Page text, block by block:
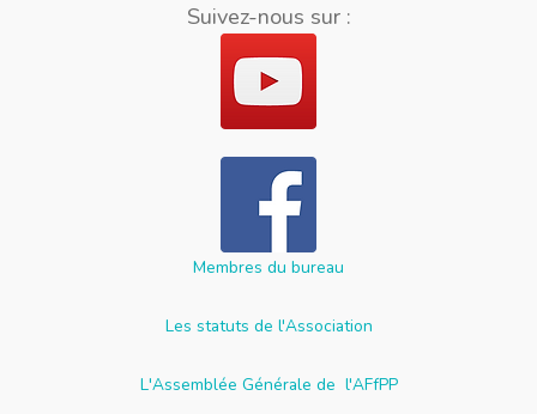
Suivez-nous sur :
Membres du bureau
Les statuts de l'Association
L'Assemblée Générale de l'AFfPP